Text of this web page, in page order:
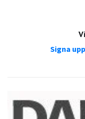
Signa